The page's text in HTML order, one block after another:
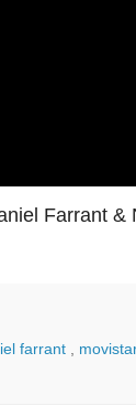
Farrant &
farrant